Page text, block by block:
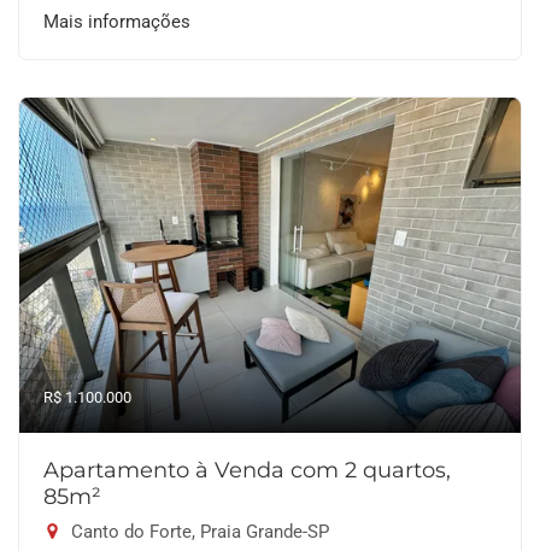
Mais informações
R$ 1.100.000
Apartamento à Venda com 2 quartos,
85m²
Canto do Forte, Praia Grande-SP